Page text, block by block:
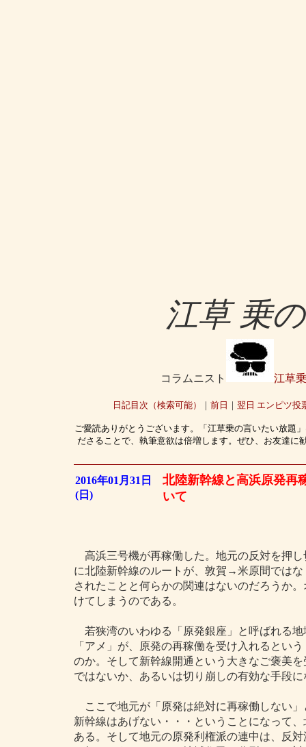
江草 乗
コラムニスト 江草乗
日記目次（検索可能） ｜ 前日 ｜ 翌日 エンピツ投
ご愛読ありがとうございます。「江草乗の言いたい放題
ださることで、執筆意欲は倍増します。ぜひ、お友達
2016年01月31日
(日)
北陸新幹線と高浜原発再
いて
高浜三号機が再稼働した。地元の反対を押
に北陸新幹線のルートが、敦賀→米原間では
されたことと何らかの関連はないのだろうか
けてしまうのである。
若狭湾のいわゆる「原発銀座」と呼ばれる
「アメ」が、原発の再稼働を受け入れるとい
のか。そして新幹線開通という大きなご褒美
ではないか、あるいは切り崩しの有効な手段
ここで地元が「原発は絶対に再稼働しない
新幹線はあげない・・・ということになって
ある。そして地元の原発利権派の連中は、反